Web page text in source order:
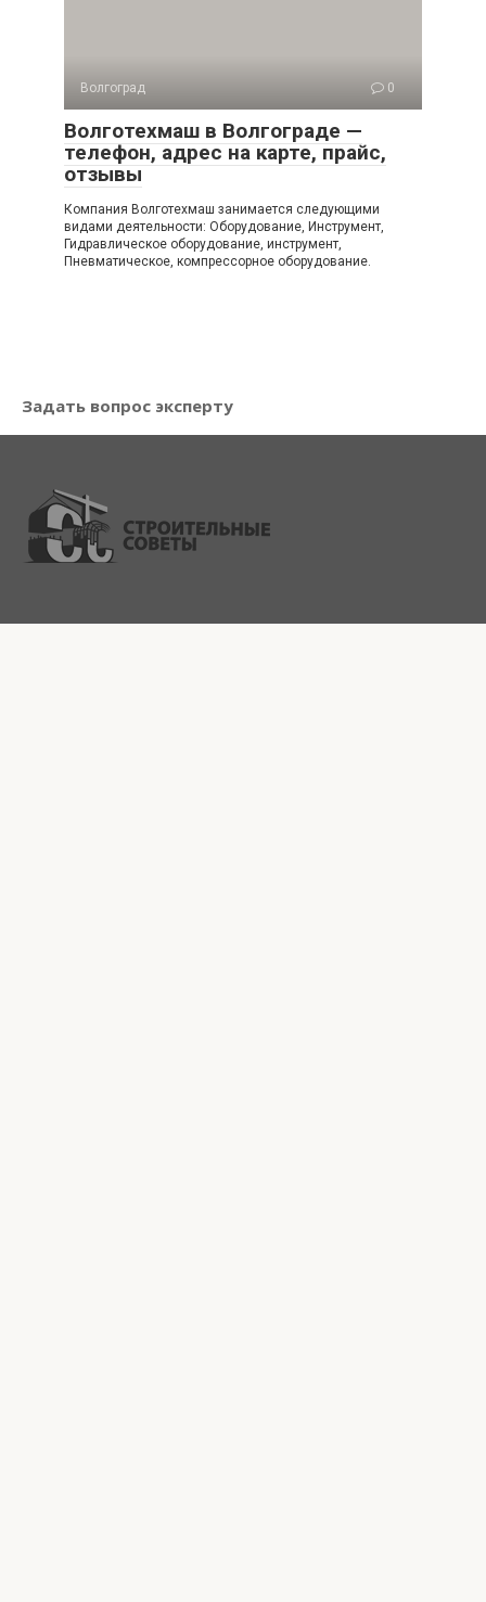
Волгоград 0
Волготехмаш в Волгограде —
телефон, адрес на карте, прайс,
отзывы
Компания Волготехмаш занимается следующими
видами деятельности: Оборудование, Инструмент,
Гидравлическое оборудование, инструмент,
Пневматическое, компрессорное оборудование.
Задать вопрос эксперту